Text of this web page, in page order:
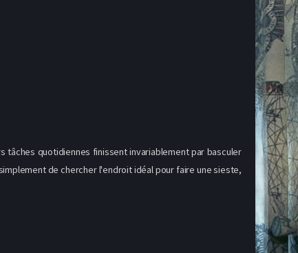
tâches quotidiennes finissent invariablement par basculer
de chercher l'endroit idéal pour faire une sieste,